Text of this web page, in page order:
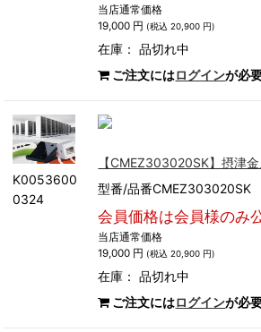
当店通常価格
19,000 円 (税込 20,900 円)
在庫：品切れ中
ご注文にはログインが必
K0053600
0324
【CMEZ303020SK】摂津
型番/品番CMEZ303020SK
会員価格は会員様のみ
当店通常価格
19,000 円 (税込 20,900 円)
在庫：品切れ中
ご注文にはログインが必